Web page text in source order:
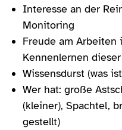
Interesse an der
Monitoring
Freude am Arbeiten
Kennenlernen dieser
Wissensdurst (was
Wer hat: große
(kleiner), Spachtel,
gestellt)